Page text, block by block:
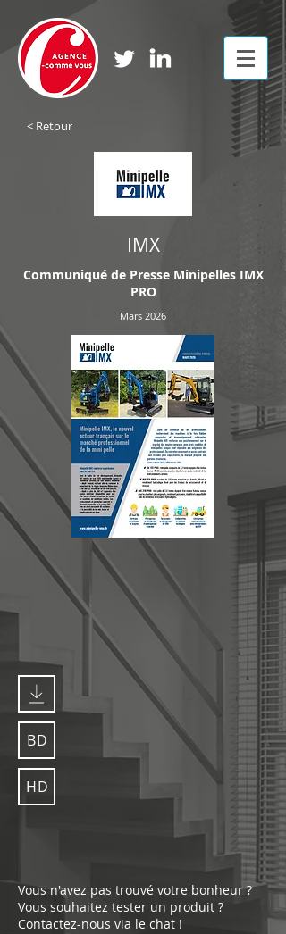
< Retour
IMX
Communiqué de Presse Minipelles IMX
PRO
Mars 2026
BD
HD
Vous n'avez pas trouvé votre bonheur ?
Vous souhaitez tester un produit ?
Contactez-nous via le chat !